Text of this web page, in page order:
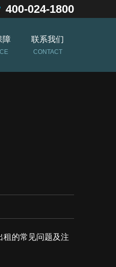
400-024-1800
障 联系我们
CONTACT
租的常见问题及注